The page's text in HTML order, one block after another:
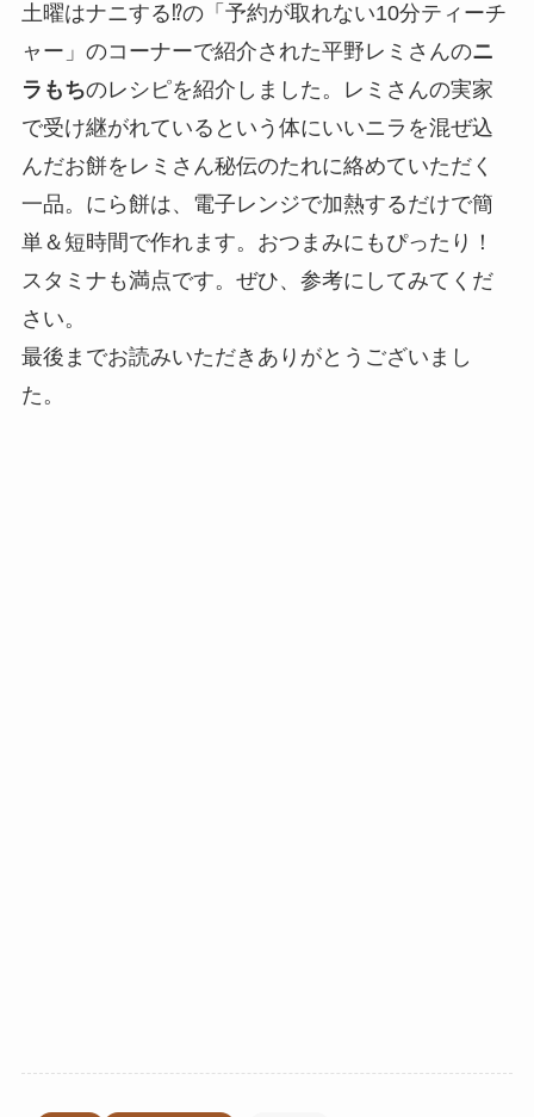
土曜はナニする⁉の「予約が取れない10分ティーチ
ャー」のコーナーで紹介された平野レミさんのニ
ラもちのレシピを紹介しました。レミさんの実家
で受け継がれているという体にいいニラを混ぜ込
んだお餅をレミさん秘伝のたれに絡めていただく
一品。にら餅は、電子レンジで加熱するだけで簡
単＆短時間で作れます。おつまみにもぴったり！
スタミナも満点です。ぜひ、参考にしてみてくだ
さい。
最後までお読みいただきありがとうございまし
た。